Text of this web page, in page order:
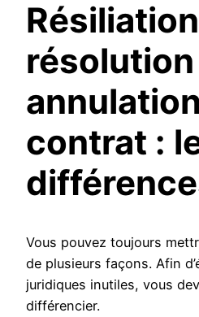
contrat :
Vous pouvez toujours
de plusieurs façons. Afin
juridiques inutiles, vous
différencier.